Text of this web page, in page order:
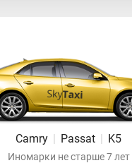
Camry | Passat | K5
Иномарки не старше 7 лет